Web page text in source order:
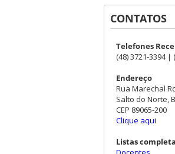
CONTATOS
Telefones
(48) 3721-3394 |
Endereço
Rua Marechal
Salto do Norte,
CEP 89065-200
Clique aqui
Listas